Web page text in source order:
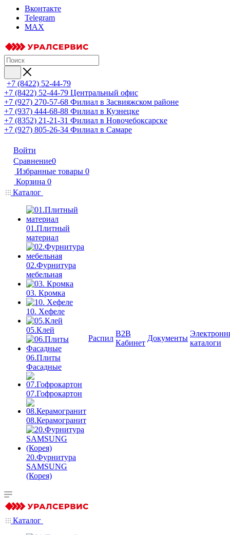
Вконтакте
Telegram
MAX
+7 (8422) 52-44-79
+7 (8422) 52-44-79 Центральный офис
+7 (927) 270-57-68 Филиал в Засвияжском районе
+7 (937) 444-68-88 Филиал в Кузнецке
+7 (8352) 21-21-31 Филиал в Новочебоксарске
+7 (927) 805-26-34 Филиал в Самаре
Войти
Сравнение0
Избранные товары 0
Корзина 0
Каталог
01.Плитный
материал
02.Фурнитура
мебельная
03. Кромка
10. Хефеле
05.Клей
06.Плиты
Фасадные
07.Гофрокартон
08.Керамогранит
20.Фурнитура
SAMSUNG
(Корея)
Распил
B2B
Кабинет
Документы
каталоги
Каталог